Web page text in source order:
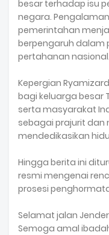
besar terhadap isu
negara.
pemerintahan
berpengaruh dalam
pertahanan nasional.
Kepergian
bagi keluarga besar
serta masyarakat
sebagai prajurit
mendedikasikan
Hingga berita ini
resmi mengenai
prosesi
Selamat jalan
Semoga amal